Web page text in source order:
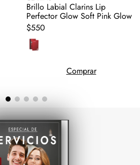
Brillo Labial Clarins Lip
Perfector Glow Soft Pink Glow
$550
Comprar